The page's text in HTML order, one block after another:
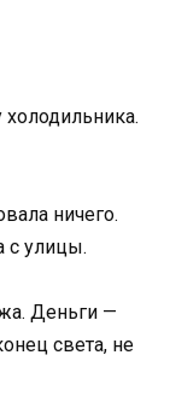
ничего.
с улицы.
Деньги —
света, не